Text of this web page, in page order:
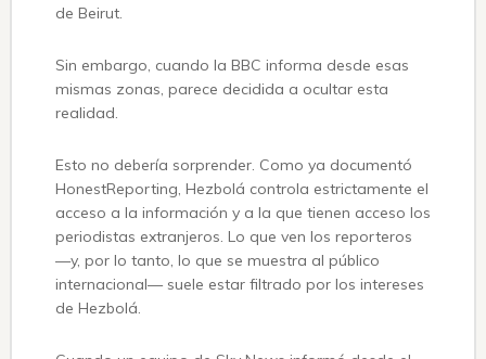
de Beirut.
Sin embargo, cuando la BBC informa desde esas
mismas zonas, parece decidida a ocultar esta
realidad.
Esto no debería sorprender. Como ya documentó
HonestReporting, Hezbolá controla estrictamente el
acceso a la información y a la que tienen acceso los
periodistas extranjeros. Lo que ven los reporteros
—y, por lo tanto, lo que se muestra al público
internacional— suele estar filtrado por los intereses
de Hezbolá.